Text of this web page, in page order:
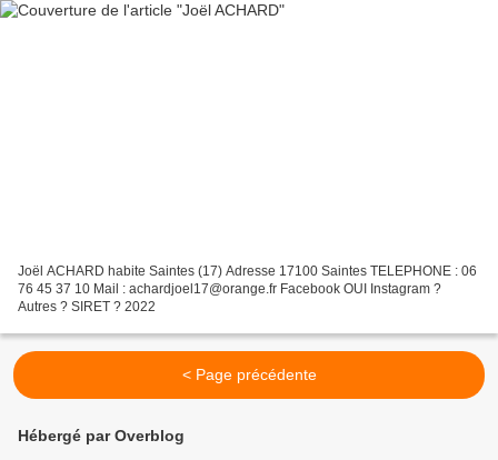
Joël ACHARD habite Saintes (17) Adresse 17100 Saintes TELEPHONE : 06
76 45 37 10 Mail : achardjoel17@orange.fr Facebook OUI Instagram ?
Autres ? SIRET ? 2022
< Page précédente
Hébergé par Overblog